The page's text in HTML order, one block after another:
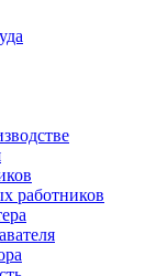
работников